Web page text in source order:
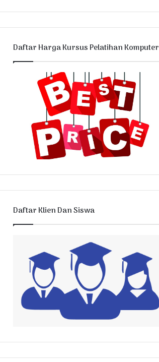
Daftar Harga Kursus Pelatihan Komputer
Daftar Klien Dan Siswa